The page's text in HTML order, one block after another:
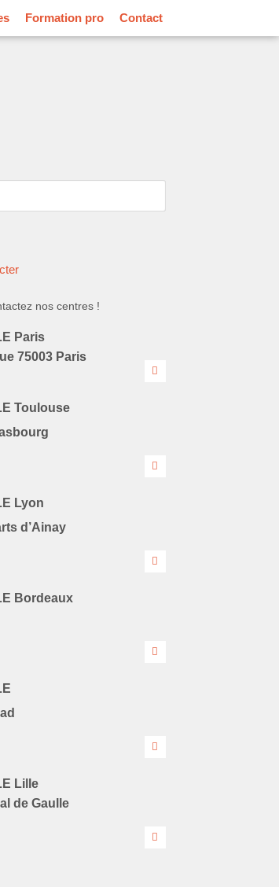
Formation pro Contact
nos centres !
Paris
75003 Paris
Toulouse
Lyon
d’Ainay
Bordeaux
Lille
de Gaulle